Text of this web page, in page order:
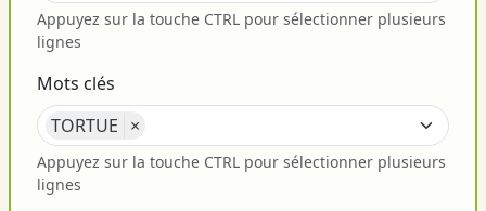
Appuyez sur la touche CTRL pour sélectionner plusieurs
lignes
Mots clés
TORTUE ×
Appuyez sur la touche CTRL pour sélectionner plusieurs
lignes